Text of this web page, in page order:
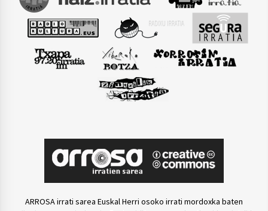
ARROSA irrati sarea Euskal Herri osoko irrati mordoxka baten